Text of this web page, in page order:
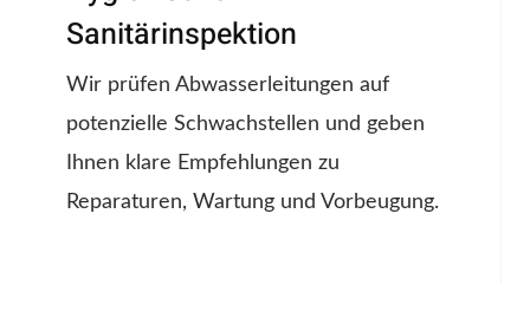
Sanitärinspektion
Wir prüfen Abwasserleitungen auf
potenzielle Schwachstellen und geben
Ihnen klare Empfehlungen zu
Reparaturen, Wartung und Vorbeugung.